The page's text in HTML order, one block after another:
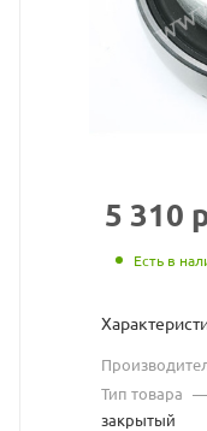
5 310
Есть в
Тип товара —
закрытый